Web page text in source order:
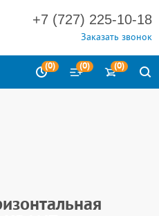
+7 (727) 225-10-18
Заказать звонок
(0) (0) (0)